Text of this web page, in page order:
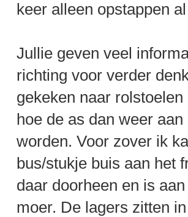
keer alleen opstappen
Jullie geven veel
richting voor verder
gekeken naar
hoe de as dan weer
worden. Voor zover ik
bus/stukje buis aan het
daar doorheen en is
moer. De lagers zitten